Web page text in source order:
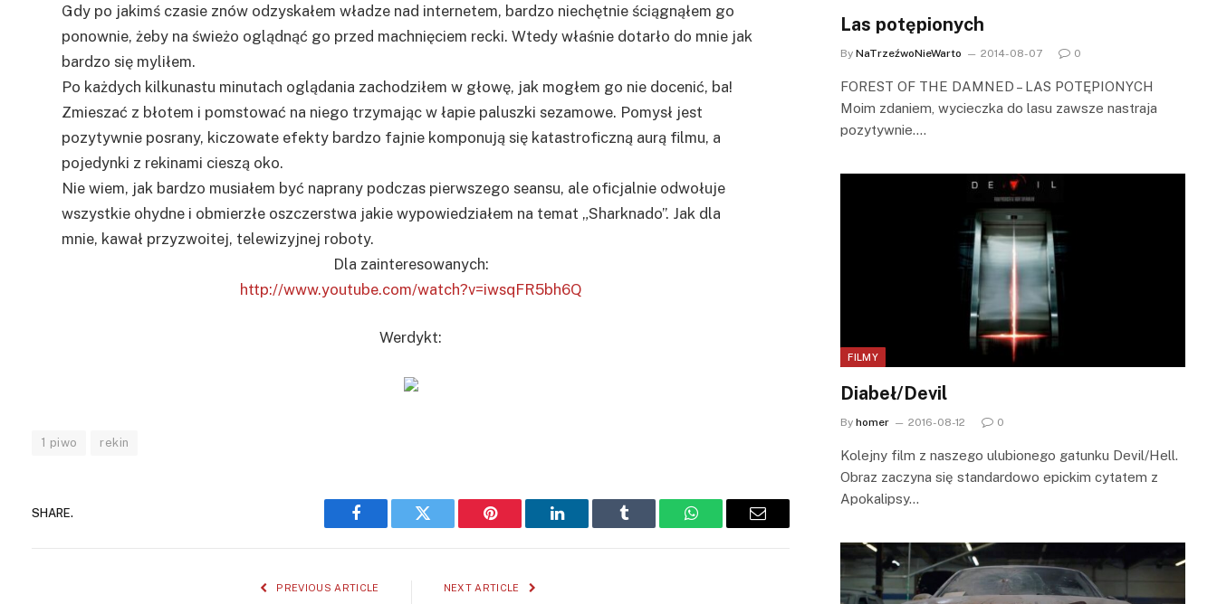
Gdy po jakimś czasie znów odzyskałem władze nad internetem, bardzo niechętnie ściągnąłem go
ponownie, żeby na świeżo oglądnąć go przed machnięciem recki. Wtedy właśnie dotarło do mnie jak
bardzo się myliłem.
Po każdych kilkunastu minutach oglądania zachodziłem w głowę, jak mogłem go nie docenić, ba!
Zmieszać z błotem i pomstować na niego trzymając w łapie paluszki sezamowe. Pomysł jest
pozytywnie posrany, kiczowate efekty bardzo fajnie komponują się katastroficzną aurą filmu, a
pojedynki z rekinami cieszą oko.
Nie wiem, jak bardzo musiałem być naprany podczas pierwszego seansu, ale oficjalnie odwołuje
wszystkie ohydne i obmierzłe oszczerstwa jakie wypowiedziałem na temat „Sharknado”. Jak dla
mnie, kawał przyzwoitej, telewizyjnej roboty.
Dla zainteresowanych:
http://www.youtube.com/watch?v=iwsqFR5bh6Q
Werdykt:
1 piwo rekin
SHARE.
Facebook Twitter Pinterest LinkedIn Tumblr WhatsAppEmail
PREVIOUS ARTICLE NEXT ARTICLE
Las potępionych
By NaTrzeźwoNieWarto 2014-08-07 0
FOREST OF THE DAMNED – LAS POTĘPIONYCH
Moim zdaniem, wycieczka do lasu zawsze nastraja
pozytywnie.…
FILMY
Diabeł/Devil
By homer 2016-08-12 0
Kolejny film z naszego ulubionego gatunku Devil/Hell.
Obraz zaczyna się standardowo epickim cytatem z
Apokalipsy…